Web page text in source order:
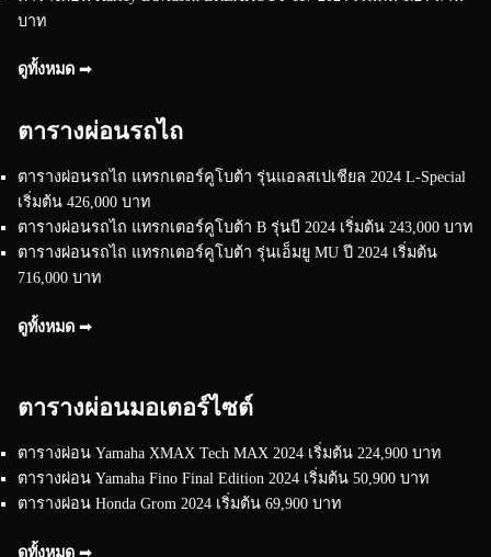
บาท
ดูทั้งหมด ➟
ตารางผ่อนรถไถ
ตารางผ่อนรถไถ แทรกเตอร์คูโบต้า รุ่นแอลสเปเชียล 2024 L-Special
เริ่มต้น 426,000 บาท
ตารางผ่อนรถไถ แทรกเตอร์คูโบต้า B รุ่นบี 2024 เริ่มต้น 243,000 บาท
ตารางผ่อนรถไถ แทรกเตอร์คูโบต้า รุ่นเอ็มยู MU ปี 2024 เริ่มต้น
716,000 บาท
ดูทั้งหมด ➟
ตารางผ่อนมอเตอร์ไซต์
ตารางผ่อน Yamaha XMAX Tech MAX 2024 เริ่มต้น 224,900 บาท
ตารางผ่อน Yamaha Fino Final Edition 2024 เริ่มต้น 50,900 บาท
ตารางผ่อน Honda Grom 2024 เริ่มต้น 69,900 บาท
ดูทั้งหมด ➟